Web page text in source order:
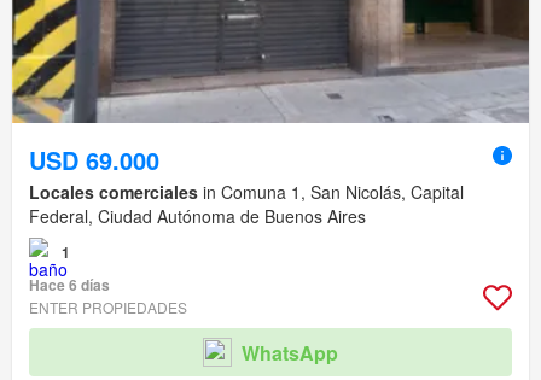
USD 69.000
Locales comerciales in Comuna 1, San Nicolás, Capital
Federal, Ciudad Autónoma de Buenos Aires
1
Hace 6 días
ENTER PROPIEDADES
WhatsApp